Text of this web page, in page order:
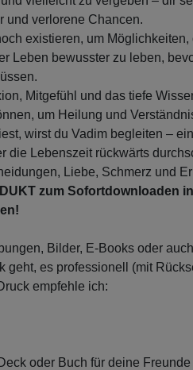
und verlorene Chancen.
existieren, um
Leben bewusster zu leben,
Mitgefühl und das tiefe
um Heilung und
wirst du Vadim begleiten –
die Lebenszeit rückwärts
Liebe, Schmerz und
zum Sofortdownloaden
Bilder, E-Books oder
geht, es professionell (mit
empfehle ich:
oder Buch für deine